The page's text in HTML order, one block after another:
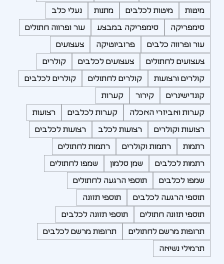
מיטות מיטות לכלבים מתנות נעלי כלב
סימפריקה סימפריקה במבצע עור ופרווה חתולים
עור ופרווה כלבים פרוביוטיקה צעצועים
צעצועים לחתולים צעצועים לכלבים קולרים
קולרים ורצועות קולרים לחתולים קולרים לכלבים
קונדישינרים קירור קערות
קערות ואביזרי האכלה קערות לכלבים רצועות
רצועות וקולרים רצועות לכלב רצועות לכלבים
רתמות רתמות וקולרים רתמות לחתולים
רתמות לכלבים שמן סלמון שמפו לחתולים
שמפו לכלבים תוספי הרגעה לחתולים
תוספי הרגעה לכלבים תוספי תזונה
תוספי תזונה חתולים תוספי תזונה לכלבים
תרופות מרשם לחתולים תרופות מרשם לכלבים
תרמילי נשיאה